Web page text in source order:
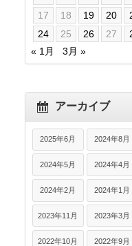
17
18 19 20
24
25 26 27
« 1月
3月 »
アーカイブ
2025年6月 2024年8月
2024年5月 2024年4月
2024年2月 2024年1月
2023年11月 2023年3月
2022年10月 2022年9月